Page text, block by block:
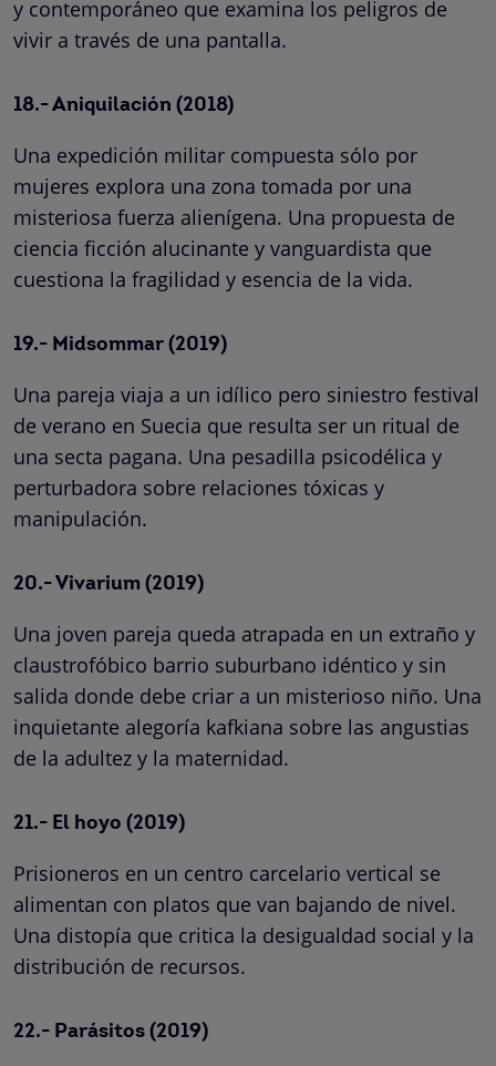
y contemporáneo que examina los peligros de
vivir a través de una pantalla.
18.- Aniquilación (2018)
Una expedición militar compuesta sólo por
mujeres explora una zona tomada por una
misteriosa fuerza alienígena. Una propuesta de
ciencia ficción alucinante y vanguardista que
cuestiona la fragilidad y esencia de la vida.
19.- Midsommar (2019)
Una pareja viaja a un idílico pero siniestro festival
de verano en Suecia que resulta ser un ritual de
una secta pagana. Una pesadilla psicodélica y
perturbadora sobre relaciones tóxicas y
manipulación.
20.- Vivarium (2019)
Una joven pareja queda atrapada en un extraño y
claustrofóbico barrio suburbano idéntico y sin
salida donde debe criar a un misterioso niño. Una
inquietante alegoría kafkiana sobre las angustias
de la adultez y la maternidad.
21.- El hoyo (2019)
Prisioneros en un centro carcelario vertical se
alimentan con platos que van bajando de nivel.
Una distopía que critica la desigualdad social y la
distribución de recursos.
22.- Parásitos (2019)